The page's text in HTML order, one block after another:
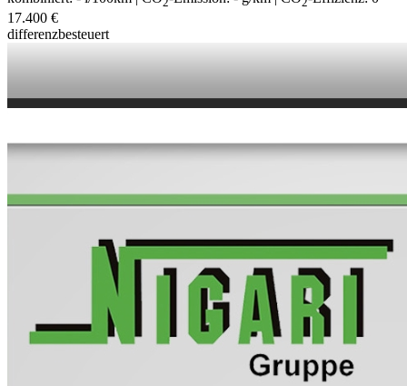
17.400 €
differenzbesteuert